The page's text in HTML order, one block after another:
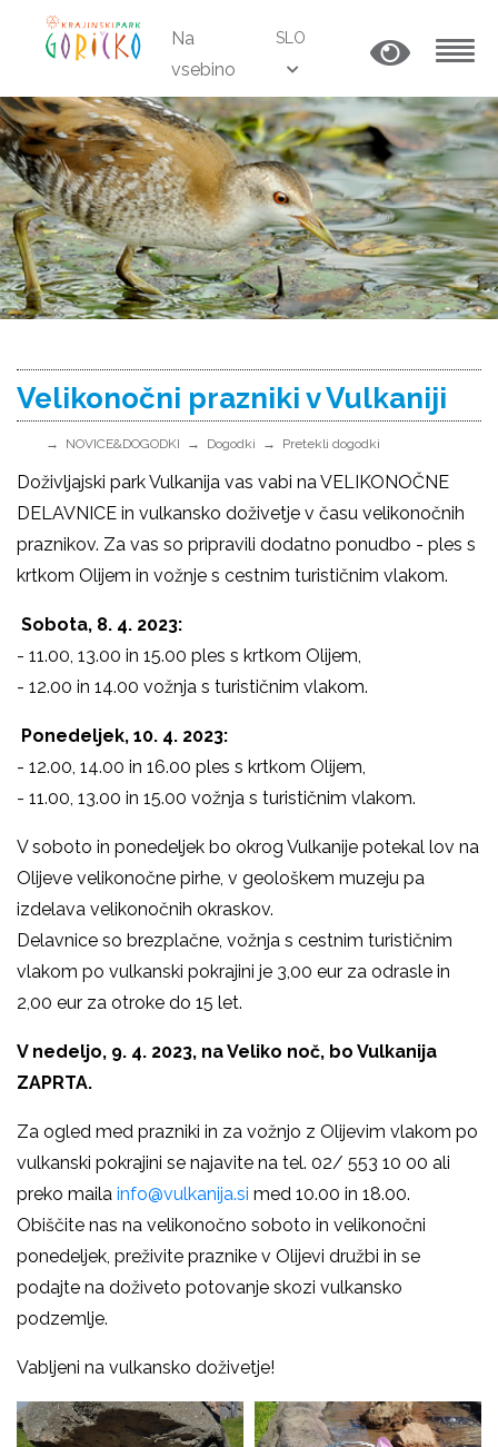
Na
vsebino
SLO
Velikonočni prazniki v Vulkaniji
NOVICE&DOGODKI Dogodki Pretekli dogodki
Doživljajski park Vulkanija vas vabi na VELIKONOČNE
DELAVNICE in vulkansko doživetje v času velikonočnih
praznikov. Za vas so pripravili dodatno ponudbo - ples s
krtkom Olijem in vožnje s cestnim turističnim vlakom.
Sobota, 8. 4. 2023:
- 11.00, 13.00 in 15.00 ples s krtkom Olijem,
- 12.00 in 14.00 vožnja s turističnim vlakom.
Ponedeljek, 10. 4. 2023:
- 12.00, 14.00 in 16.00 ples s krtkom Olijem,
- 11.00, 13.00 in 15.00 vožnja s turističnim vlakom.
V soboto in ponedeljek bo okrog Vulkanije potekal lov na
Olijeve velikonočne pirhe, v geološkem muzeju pa
izdelava velikonočnih okraskov.
Delavnice so brezplačne, vožnja s cestnim turističnim
vlakom po vulkanski pokrajini je 3,00 eur za odrasle in
2,00 eur za otroke do 15 let.
V nedeljo, 9. 4. 2023, na Veliko noč, bo Vulkanija
ZAPRTA.
Za ogled med prazniki in za vožnjo z Olijevim vlakom po
vulkanski pokrajini se najavite na tel. 02/ 553 10 00 ali
preko maila info@vulkanija.si med 10.00 in 18.00.
Obiščite nas na velikonočno soboto in velikonočni
ponedeljek, preživite praznike v Olijevi družbi in se
podajte na doživeto potovanje skozi vulkansko
podzemlje.
Vabljeni na vulkansko doživetje!